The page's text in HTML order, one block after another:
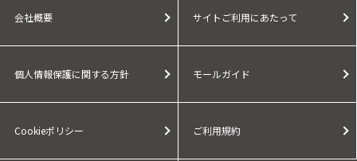
会社概要 サイトご利用にあたって
個人情報保護に関する方針 モールガイド
Cookieポリシー ご利用規約